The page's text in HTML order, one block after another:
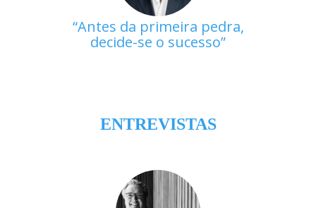
Antes da primeira pedra,
decide-se o sucesso
ENTREVISTAS